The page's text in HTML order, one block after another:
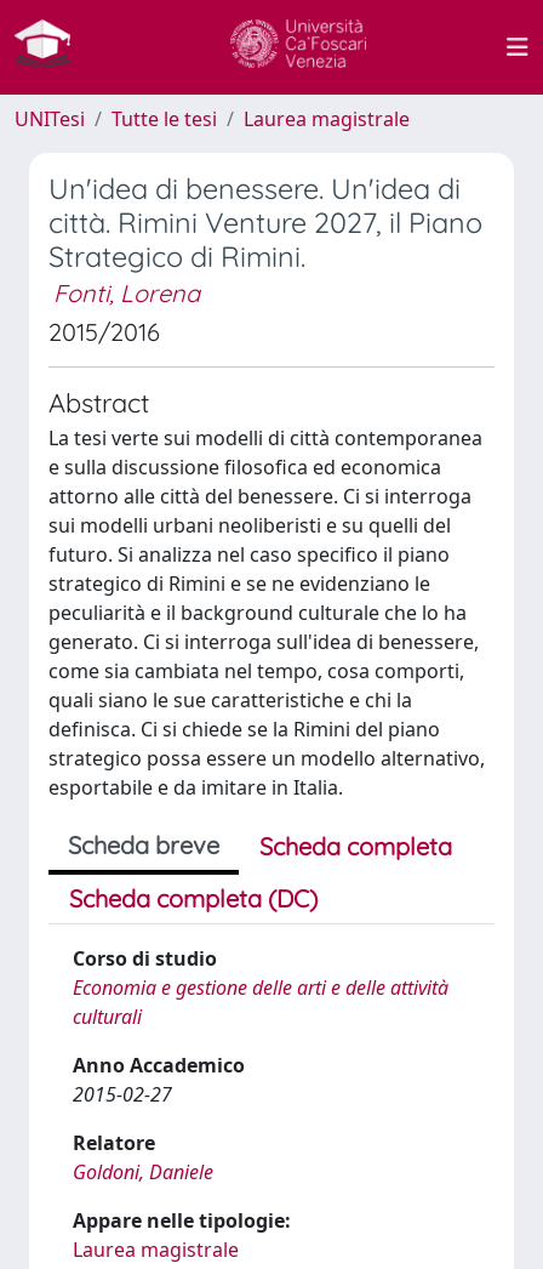
UNITesi Tutte le tesi Laurea magistrale
Un'idea di benessere. Un'idea di
città. Rimini Venture 2027, il Piano
Strategico di Rimini.
Fonti, Lorena
2015/2016
Abstract
La tesi verte sui modelli di città contemporanea
e sulla discussione filosofica ed economica
attorno alle città del benessere. Ci si interroga
sui modelli urbani neoliberisti e su quelli del
futuro. Si analizza nel caso specifico il piano
strategico di Rimini e se ne evidenziano le
peculiarità e il background culturale che lo ha
generato. Ci si interroga sull'idea di benessere,
come sia cambiata nel tempo, cosa comporti,
quali siano le sue caratteristiche e chi la
definisca. Ci si chiede se la Rimini del piano
strategico possa essere un modello alternativo,
esportabile e da imitare in Italia.
Scheda breve
Scheda completa
Scheda completa (DC)
Corso di studio
Economia e gestione delle arti e delle attività
culturali
Anno Accademico
2015-02-27
Relatore
Goldoni, Daniele
Appare nelle tipologie:
Laurea magistrale